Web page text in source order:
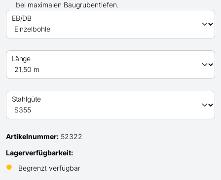
bei maximalen Baugrubentiefen.
EB/DB
Länge
Stahlgüte
Artikelnummer: 52322
Lagerverfügbarkeit:
●
Begrenzt verfügbar